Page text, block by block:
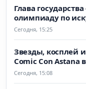
Глава
олимпиаду по
Сегодня, 15:25
Звезды, косплей
Comic Con Astana
Сегодня, 15:08